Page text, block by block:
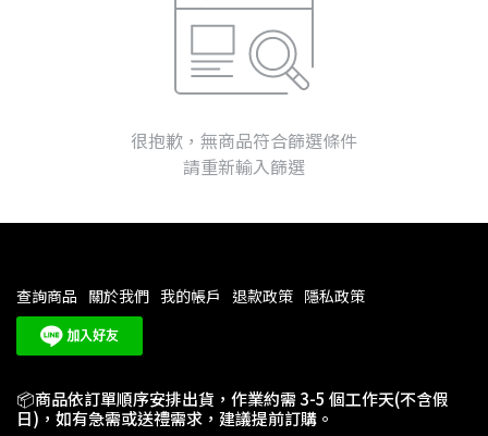
很抱歉，無商品符合篩選條件
請重新輸入篩選
查詢商品 關於我們 我的帳戶 退款政策 隱私政策
📦商品依訂單順序安排出貨，作業約需 3-5 個工作天(不含假
日)，如有急需或送禮需求，建議提前訂購。